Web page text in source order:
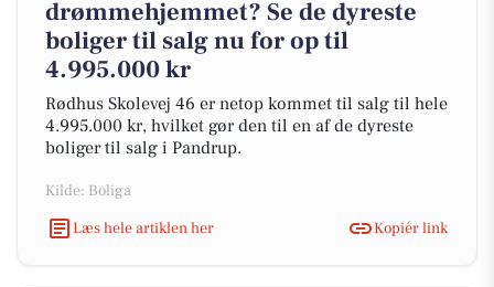
drømmehjemmet? Se de dyreste
boliger til salg nu for op til
4.995.000 kr
Rødhus Skolevej 46 er netop kommet til salg til hele
4.995.000 kr, hvilket gør den til en af de dyreste
boliger til salg i Pandrup.
Kilde: Boliga
Læs hele artiklen her
Kopiér link